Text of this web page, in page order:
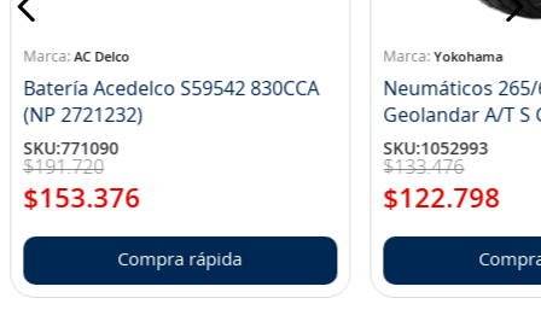
AC Delco
Batería Acedelco S59542 830CCA
(NP 2721232)
SKU:771090
$191.720
$153.376
Compra rápida
Yokohama
Neumáticos 265/
SKU:1052993
$133.476
$122.798